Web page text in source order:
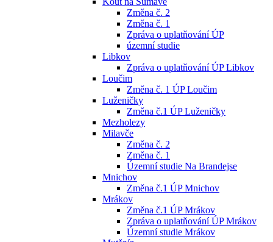
Změna č. 2
Změna č. 1
Zpráva o uplatňování ÚP
územní studie
Libkov
Zpráva o uplatňování ÚP Libkov
Loučim
Změna č. 1 ÚP Loučim
Luženičky
Změna č.1 ÚP Luženičky
Mezholezy
Milavče
Změna č. 2
Změna č. 1
Územní studie Na Brandejse
Mnichov
Změna č.1 ÚP Mnichov
Mrákov
Změna č.1 ÚP Mrákov
Zpráva o uplatňování ÚP Mrákov
Územní studie Mrákov